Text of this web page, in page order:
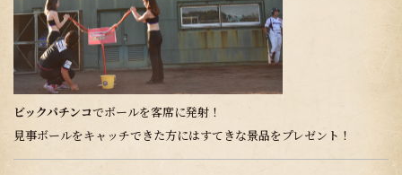
ビックパチンコでボールを客席に発射！
見事ボールをキャッチできた方にはすてきな景品をプレゼント！